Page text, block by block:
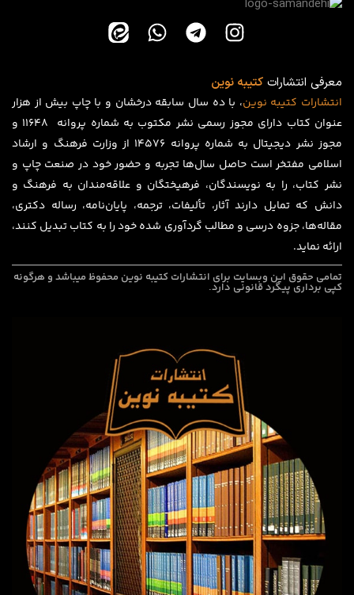
معرفی انتشاراتکتیبه نوین
انتشارات کتیبه نوین، با ده سال سابقه درخشان و با چاپ بیش از هزار
عنوان کتاب دارای مجوز رسمی نشر مکتوب به شماره پروانه ۱۱۶۴۸ و
مجوز نشر دیجیتال به شماره پروانه 14576 از وزارت فرهنگ و ارشاد
اسلامی مفتخر است حاصل سال‌ها تجربه و حضور خود در صنعت چاپ و
نشر کتاب، را به نویسندگان، فرهیختگان و علاقه‌مندان به فرهنگ و
دانش که تمایل دارند آثار، تألیفات، ترجمه، پایان‌نامه، رساله دکتری،
مقاله‌ها، جزوه درسی و مطالب گردآوری شده خود را به کتاب تبدیل کنند،
ارائه نماید.
تمامی حقوق این وبسایت برای انتشارات کتیبه نوین محفوظ میباشد و هرگونه
کپی برداری پیگرد قانونی دارد.